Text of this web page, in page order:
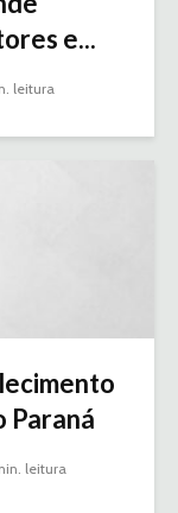
e...
leitura
Paraná
leitura